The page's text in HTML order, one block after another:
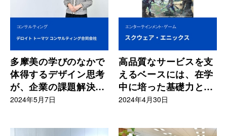
多摩美の学びのなかで
体得するデザイン思考
が、企業の課題解決に
役立ち、新しい価値を
2024年5月7日
高品質なサービスを支
えるベースには、在学
中に培った基礎力と経
験がある
2024年4月30日